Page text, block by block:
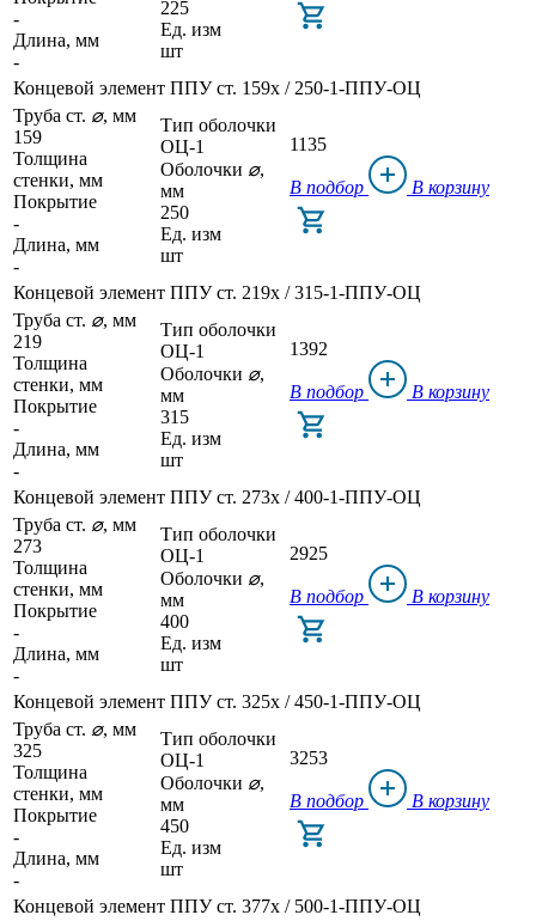
-
Длина, мм
-
225
Ед. изм
шт
Концевой элемент ППУ ст. 159x / 250-1-ППУ-ОЦ
Труба ст. ⌀, мм
159
Толщина
стенки, мм
Покрытие
-
Длина, мм
-
Тип оболочки
ОЦ-1
Оболочки ⌀,
мм
250
Ед. изм
шт
1135
В подбор В корзину
Концевой элемент ППУ ст. 219x / 315-1-ППУ-ОЦ
Труба ст. ⌀, мм
219
Толщина
стенки, мм
Покрытие
-
Длина, мм
-
Тип оболочки
ОЦ-1
Оболочки ⌀,
мм
315
Ед. изм
шт
1392
В подбор В корзину
Концевой элемент ППУ ст. 273x / 400-1-ППУ-ОЦ
Труба ст. ⌀, мм
273
Толщина
стенки, мм
Покрытие
-
Длина, мм
-
Тип оболочки
ОЦ-1
Оболочки ⌀,
мм
400
Ед. изм
шт
2925
В подбор В корзину
Концевой элемент ППУ ст. 325x / 450-1-ППУ-ОЦ
Труба ст. ⌀, мм
325
Толщина
стенки, мм
Покрытие
-
Длина, мм
-
Тип оболочки
ОЦ-1
Оболочки ⌀,
мм
450
Ед. изм
шт
3253
В подбор В корзину
Концевой элемент ППУ ст. 377x / 500-1-ППУ-ОЦ